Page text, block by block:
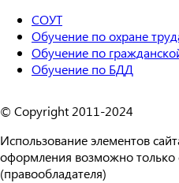
СОУТ
Обучение по охране
Обучение по
Обучение по БДД
© Copyright 2011-2024
Использование элементов
оформления возможно только
(правообладателя)